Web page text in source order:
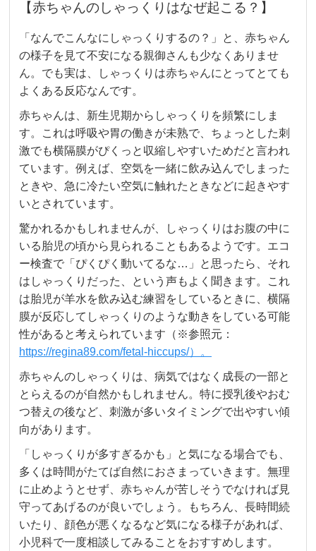
【赤ちゃんのしゃっくりはなぜ起こる？】
「なんでこんなにしゃっくりするの？」と、赤ちゃん
の様子を見て不安になる親御さんも少なくありませ
ん。でも実は、しゃっくりは赤ちゃんにとってとても
よくある反応なんです。
赤ちゃんは、新生児期からしゃっくりを頻繁にしま
す。これは呼吸や胃の働きが未熟で、ちょっとした刺
激でも横隔膜がぴくっと収縮しやすいためだと言われ
ています。例えば、空気を一緒に飲み込んでしまった
ときや、急に冷たい空気に触れたときなどに起きやす
いとされています。
驚かれるかもしれませんが、しゃっくりはお腹の中に
いる胎児の頃から見られることもあるようです。エコ
ー検査で「ぴくぴく動いてるな…」と思ったら、それ
はしゃっくりだった、という声もよく聞きます。これ
は胎児が羊水を飲み込む練習をしているときに、横隔
膜が反応してしゃっくりのような動きをしている可能
性があると考えられています（※参照元：
https://regina89.com/fetal-hiccups/）。
赤ちゃんのしゃっくりは、病気ではなく成長の一部と
とらえるのが自然かもしれません。特に授乳後やおむ
つ替えの後など、刺激が多いタイミングで出やすい傾
向があります。
「しゃっくりが多すぎるかも」と気になる場合でも、
多くは時間がたてば自然におさまっていきます。無理
に止めようとせず、赤ちゃんが苦しそうでなければ見
守ってあげるのが良いでしょう。もちろん、長時間続
いたり、顔色が悪くなるなど気になる様子があれば、
小児科で一度相談してみることをおすすめします。